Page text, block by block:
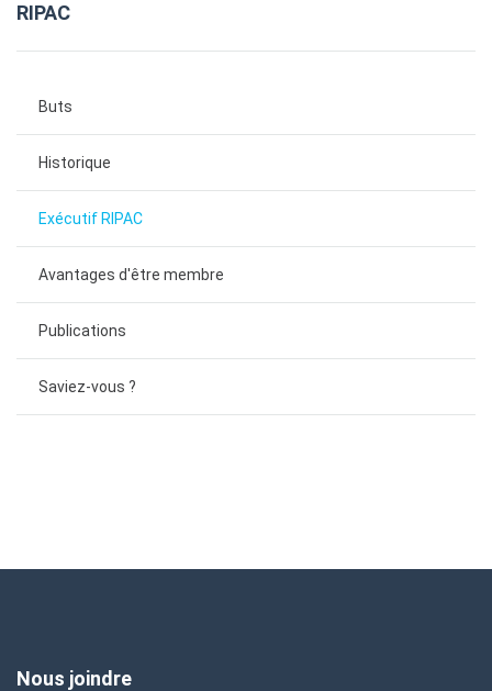
RIPAC
Buts
Historique
Exécutif RIPAC
Avantages d'être membre
Publications
Saviez-vous ?
Nous joindre